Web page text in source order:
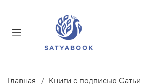
Главная Книги с подписью Сатьи